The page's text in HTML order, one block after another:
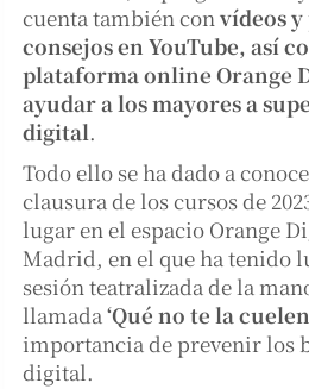
cuenta también convídeos
consejos en YouTube, así
plataforma online Orange
ayudar a los mayores a
digital.
Todo ello se ha dado a
clausura de los cursos de
lugar en el espacio Orange
Madrid, en el que ha tenido
sesión teatralizada de la
llamada‘Qué no te la
importancia de prevenir los
digital.